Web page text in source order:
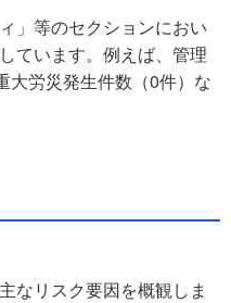
」等のセクションにおい
ています。例えば、管理
大労災発生件数（0件）な
なリスク要因を概観しま